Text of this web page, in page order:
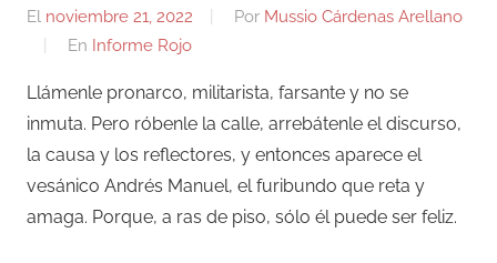
El noviembre 21, 2022 Por Mussio Cárdenas Arellano
En Informe Rojo
Llámenle pronarco, militarista, farsante y no se
inmuta. Pero róbenle la calle, arrebátenle el discurso,
la causa y los reflectores, y entonces aparece el
vesánico Andrés Manuel, el furibundo que reta y
amaga. Porque, a ras de piso, sólo él puede ser feliz.